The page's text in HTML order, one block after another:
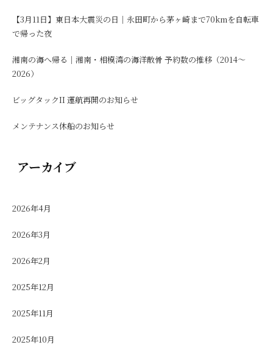
【3月11日】東日本大震災の日｜永田町から茅ヶ崎まで70kmを自転車
で帰った夜
湘南の海へ帰る｜湘南・相模湾の海洋散骨 予約数の推移（2014〜
2026）
ビッグタックII 運航再開のお知らせ
メンテナンス休船のお知らせ
アーカイブ
2026年4月
2026年3月
2026年2月
2025年12月
2025年11月
2025年10月